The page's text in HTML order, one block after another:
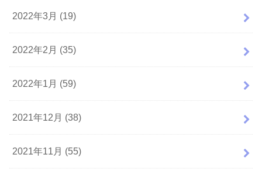
2022年3月 (19)
2022年2月 (35)
2022年1月 (59)
2021年12月 (38)
2021年11月 (55)